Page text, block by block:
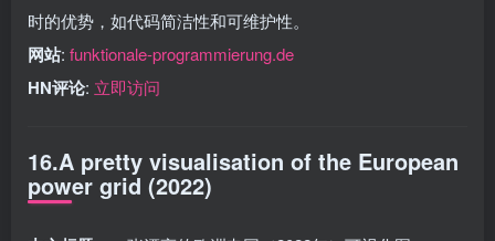
时的优势，如代码简洁性和可维护性。
网站: funktionale-programmierung.de
HN评论: 立即访问
16.A pretty visualisation of the European
power grid (2022)